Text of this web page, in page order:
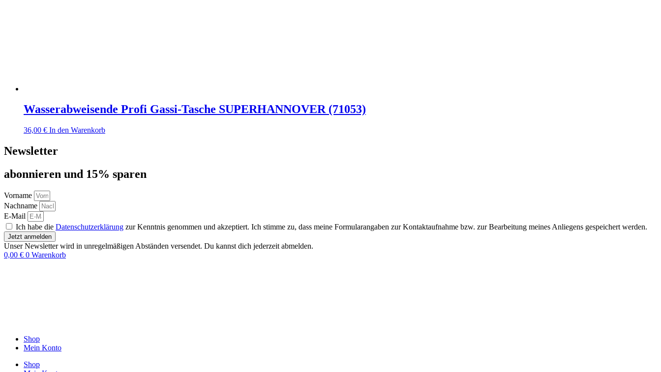
Wasserabweisende Profi Gassi-Tasche SUPERHANNOVER (71053)
36,00 € In den Warenkorb
Newsletter
abon­nie­ren und 15% sparen
Vorname
Nachname
E-Mail
Ich habe die Datenschutzerklärung zur Kenntnis genommen und akzeptiert. Ich stimme zu, dass meine Formularangaben zur Kontaktaufnahme bzw. zur Bearbeitung meines Anliegens gespeichert werden.
Jetzt anmelden
Unser Newsletter wird in unregelmäßigen Abständen versendet. Du kannst dich jederzeit abmelden.
0,00 € 0 Warenkorb
Shop
Mein Konto
Shop